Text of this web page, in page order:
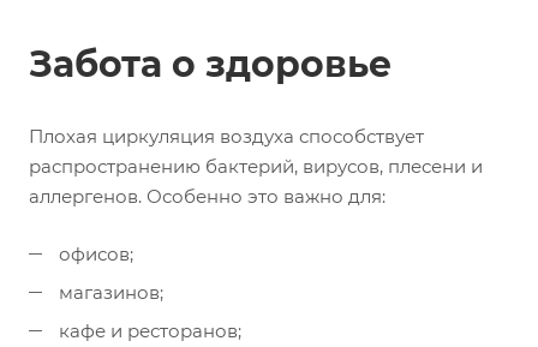
Забота о здоровье
Плохая циркуляция воздуха способствует
распространению бактерий, вирусов, плесени и
аллергенов. Особенно это важно для:
офисов;
магазинов;
кафе и ресторанов;